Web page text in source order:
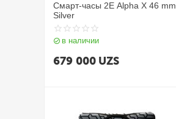
Смарт-часы 2E Alpha X 46 mm
Silver
в наличии
679 000 UZS